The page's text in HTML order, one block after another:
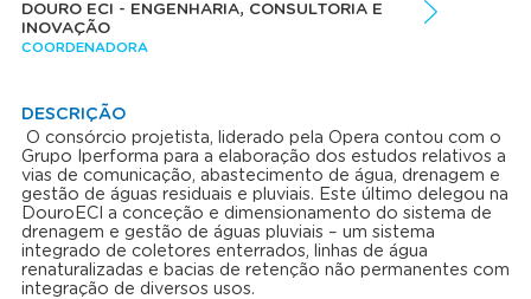
DOURO ECI - ENGENHARIA, CONSULTORIA E
INOVAÇÃO
COORDENADORA
DESCRIÇÃO
O consórcio projetista, liderado pela Opera contou com o
Grupo Iperforma para a elaboração dos estudos relativos a
vias de comunicação, abastecimento de água, drenagem e
gestão de águas residuais e pluviais. Este último delegou na
DouroECI a conceção e dimensionamento do sistema de
drenagem e gestão de águas pluviais – um sistema
integrado de coletores enterrados, linhas de água
renaturalizadas e bacias de retenção não permanentes com
integração de diversos usos.